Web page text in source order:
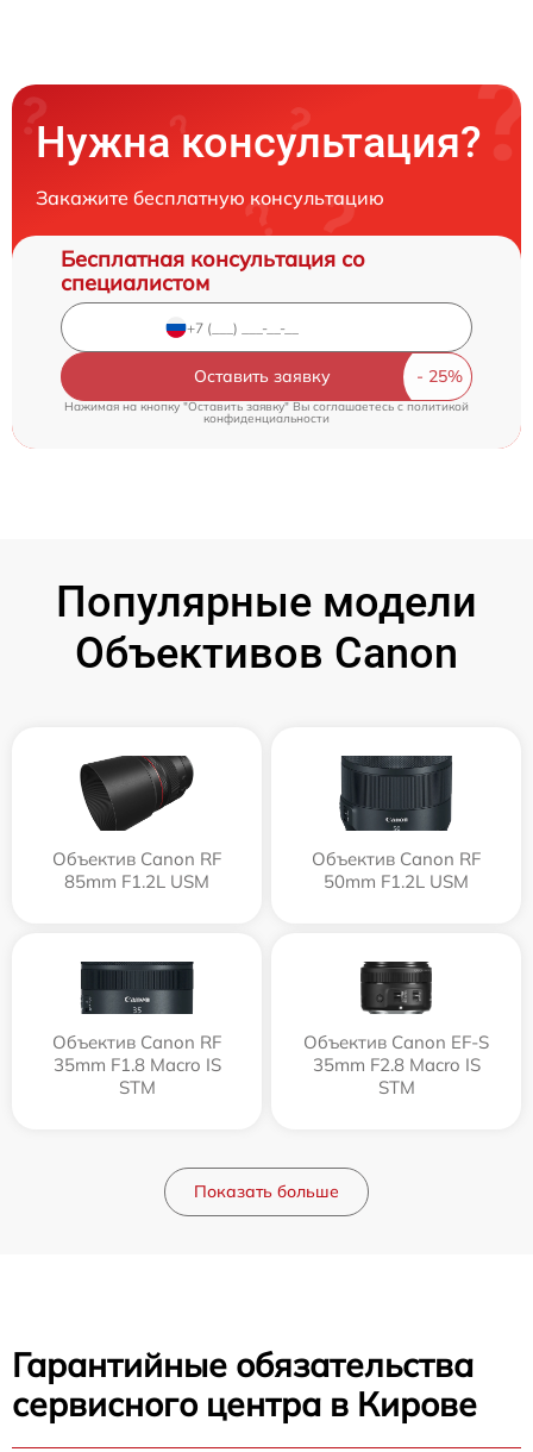
Нужна консультация?
Закажите бесплатную консультацию
Бесплатная консультация со
специалистом
Оставить заявку
Нажимая на кнопку "Оставить заявку" Вы соглашаетесь cполитикой
конфиденциальности
Популярные модели
Объективов Canon
Объектив Canon RF
85mm F1.2L USM
Объектив Canon RF
50mm F1.2L USM
Объектив Canon RF
35mm F1.8 Macro IS
STM
Объектив Canon EF-S
35mm F2.8 Macro IS
STM
Показать больше
Гарантийные обязательства
сервисного центра в Кирове